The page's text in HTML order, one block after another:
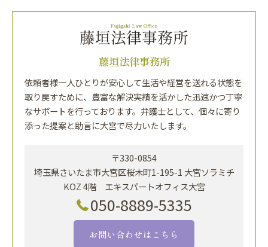
藤垣法律事務所
依頼者様一人ひとりが安心して生活や経営を送れる状態を
取り戻すために、豊富な解決実績を活かした迅速かつ丁寧
なサポートを行っております。弁護士として、個々に寄り
添った提案と助言に大宮で尽力いたします。
〒330-0854
埼玉県さいたま市大宮区桜木町1-195-1 大宮ソラミチ
KOZ 4階 エキスパートオフィス大宮
050-8889-5335
お問い合わせはこちら